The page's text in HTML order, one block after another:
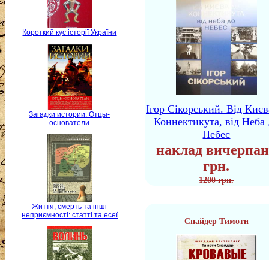
Короткий кус історії України
Загадки истории. Отцы-
основатели
Життя, смерть та інші
неприємності: статті та есеї
Ігор Сікорський. Від
Коннектикута, від Неба
Небес
наклад
грн.
1200 грн.
Снайдер Тимоти